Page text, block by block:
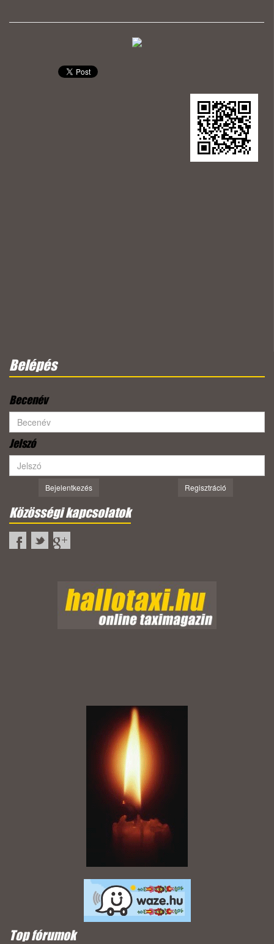
Belépés
Becenév
Jelszó
Bejelentkezés Regisztráció
Közösségi kapcsolatok
Top fórumok